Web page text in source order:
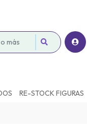
RE-STOCK FIGURAS